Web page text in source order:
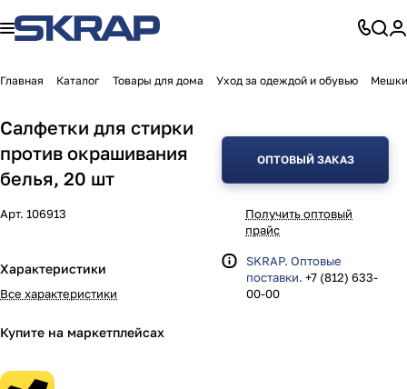
Главная Каталог Товары для дома Уход за одеждой и обувью Мешки
Салфетки для стирки
против окрашивания
белья, 20 шт
Арт. 106913
Характеристики
Все характеристики
Купите на маркетплейсах
ОПТОВЫЙ ЗАКАЗ
Получить оптовый
прайс
SKRAP. Оптовые
поставки. +7 (812) 633-
00-00